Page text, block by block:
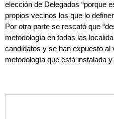
elección de Delegados “porque
propios vecinos los que lo
Por otra parte se rescató que
metodología en todas las
candidatos y se han expuesto al
metodología que está instalada